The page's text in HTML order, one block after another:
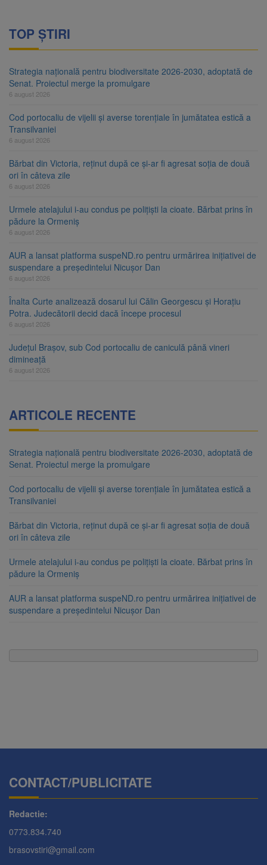
TOP ȘTIRI
Strategia națională pentru biodiversitate 2026-2030, adoptată de
Senat. Proiectul merge la promulgare
6 august 2026
Cod portocaliu de vijelii și averse torențiale în jumătatea estică a
Transilvaniei
6 august 2026
Bărbat din Victoria, reținut după ce și-ar fi agresat soția de două
ori în câteva zile
6 august 2026
Urmele atelajului i-au condus pe polițiști la cioate. Bărbat prins în
pădure la Ormeniș
6 august 2026
AUR a lansat platforma suspeND.ro pentru urmărirea inițiativei de
suspendare a președintelui Nicușor Dan
6 august 2026
Înalta Curte analizează dosarul lui Călin Georgescu și Horațiu
Potra. Judecătorii decid dacă începe procesul
6 august 2026
Județul Brașov, sub Cod portocaliu de caniculă până vineri
dimineață
6 august 2026
ARTICOLE RECENTE
Strategia națională pentru biodiversitate 2026-2030, adoptată de
Senat. Proiectul merge la promulgare
Cod portocaliu de vijelii și averse torențiale în jumătatea estică a
Transilvaniei
Bărbat din Victoria, reținut după ce și-ar fi agresat soția de două
ori în câteva zile
Urmele atelajului i-au condus pe polițiști la cioate. Bărbat prins în
pădure la Ormeniș
AUR a lansat platforma suspeND.ro pentru urmărirea inițiativei de
suspendare a președintelui Nicușor Dan
CONTACT/PUBLICITATE
Redactie:
0773.834.740
brasovstiri@gmail.com